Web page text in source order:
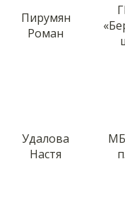
Пирумян
Роман
Удалова
Настя